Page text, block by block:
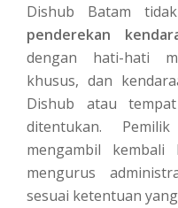
Dishub Batam
penderekan
dengan hati-hati
khusus, dan
Dishub atau
ditentukan.
mengambil kembali
mengurus
sesuai ketentuan